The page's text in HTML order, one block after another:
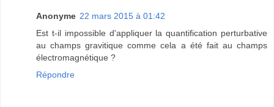
Anonyme 22 mars 2015 à 01:42
Est t-il impossible d'appliquer la quantification perturbative
au champs gravitique comme cela a été fait au champs
électromagnétique ?
Répondre